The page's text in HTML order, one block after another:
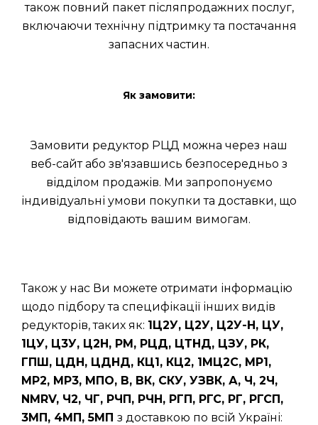
також повний пакет післяпродажних послуг,
включаючи технічну підтримку та постачання
запасних частин.
Як замовити:
Замовити редуктор РЦД можна через наш
веб-сайт або зв'язавшись безпосередньо з
відділом продажів. Ми запропонуємо
індивідуальні умови покупки та доставки, що
відповідають вашим вимогам.
Також у нас Ви можете отримати інформацію
щодо підбору та специфікації інших видів
редукторів, таких як: 1Ц2У, Ц2У, Ц2У-Н, ЦУ,
1ЦУ, Ц3У, Ц2Н, РМ, РЦД, ЦТНД, ЦЗУ, РК,
ГПШ, ЦДН, ЦДНД, КЦ1, КЦ2, 1МЦ2С, МР1,
МР2, МР3, МПО, В, ВК, СКУ, УЗВК, А, Ч, 2Ч,
NMRV, Ч2, ЧГ, РЧП, РЧН, РГП, РГС, РГ, РГСП,
3МП, 4МП, 5МП з доставкою по всій Україні: